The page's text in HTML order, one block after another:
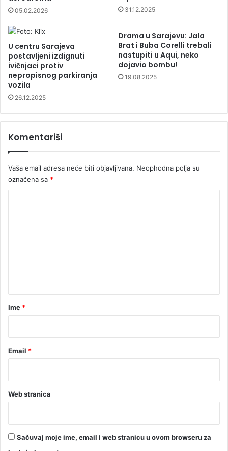
05.02.2026 31.12.2025
U centru Sarajeva
postavljeni izdignuti
ivičnjaci protiv
nepropisnog parkiranja
vozila
26.12.2025
Drama u Sarajevu: Jala
Brat i Buba Corelli trebali
nastupiti u Aqui, neko
dojavio bombu!
19.08.2025
Komentariši
Vaša email adresa neće biti objavljivana. Neophodna polja su
označena sa *
rIme *
Email *
Web stranica
Sačuvaj moje ime, email i web stranicu u ovom browseru za